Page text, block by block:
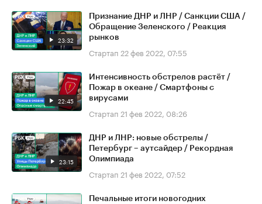
23:32
Признание ДНР и ЛНР / Санкции США /
Обращение Зеленского / Реакция
рынков
Стартап 22 фев 2022, 07:55
22:45
Интенсивность обстрелов растёт /
Пожар в океане / Смартфоны с
вирусами
Стартап 21 фев 2022, 08:26
23:15
ДНР и ЛНР: новые обстрелы /
Петербург – аутсайдер / Рекордная
Олимпиада
Стартап 21 фев 2022, 07:52
Печальные итоги новогодних